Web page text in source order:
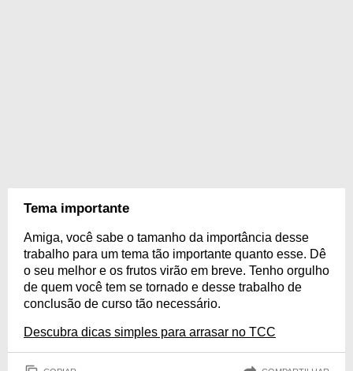
Tema importante
Amiga, você sabe o tamanho da importância desse
trabalho para um tema tão importante quanto esse. Dê
o seu melhor e os frutos virão em breve. Tenho orgulho
de quem você tem se tornado e desse trabalho de
conclusão de curso tão necessário.
Descubra dicas simples para arrasar no TCC